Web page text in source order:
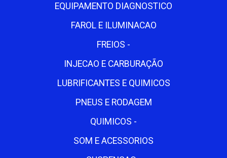
EQUIPAMENTO DIAGNOSTICO
FAROL E ILUMINACAO
FREIOS -
INJECAO E CARBURAÇÃO
LUBRIFICANTES E QUIMICOS
PNEUS E RODAGEM
QUIMICOS -
SOM E ACESSORIOS